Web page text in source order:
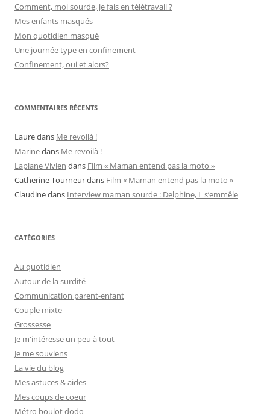
Comment, moi sourde, je fais en télétravail ?
Mes enfants masqués
Mon quotidien masqué
Une journée type en confinement
Confinement, oui et alors?
COMMENTAIRES RÉCENTS
Lauredans Me revoilà !
Marinedans Me revoilà !
Laplane Vivien dans Film « Maman entend pas la moto »
Catherine Tourneurdans Film « Maman entend pas la moto »
Claudinedans Interview maman sourde : Delphine, L s’emmêle
CATÉGORIES
Au quotidien
Autour de la surdité
Communication parent-enfant
Couple mixte
Grossesse
Je m'intéresse un peu à tout
Je me souviens
La vie du blog
Mes astuces & aides
Mes coups de coeur
Métro boulot dodo